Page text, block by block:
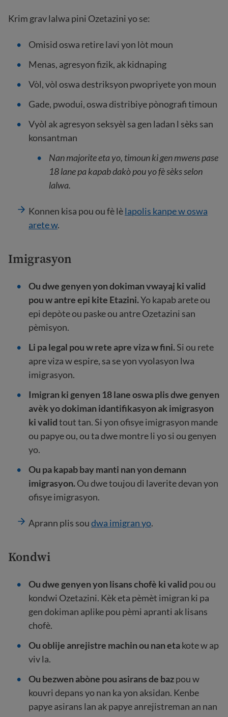
Krim grav lalwa pini Ozetazini yo se:
Omisid oswa retire lavi yon lòt moun
Menas, agresyon fizik, ak kidnaping
Vòl, vòl oswa destriksyon pwopriyete yon moun
Gade, pwodui, oswa distribiye pònografi timoun
Vyòl ak agresyon seksyèl sa gen ladan l sèks san
konsantman
Nan majorite eta yo, timoun ki gen mwens pase
18 lane pa kapab dakò pou yo fè sèks selon
lalwa.
Konnen kisa pou ou fè lèlapolis kanpe w oswa
arete w.
Imigrasyon
Ou dwe genyen yon dokiman vwayaj ki valid
pou w antre epi kite Etazini.Yo kapab arete ou
epi depòte ou paske ou antre Ozetazini san
pèmisyon.
Li pa legal pou w rete apre viza w fini.Si ou rete
apre viza w espire, sa se yon vyolasyon lwa
imigrasyon.
Imigran ki genyen 18 lane oswa plis dwe genyen
avèk yo dokiman idantifikasyon ak imigrasyon
ki validtout tan. Si yon ofisye imigrasyon mande
ou papye ou, ou ta dwe montre li yo si ou genyen
yo.
Ou pa kapab bay manti nan yon demann
imigrasyon.Ou dwe toujou di laverite devan yon
ofisye imigrasyon.
Aprann plis soudwa imigran yo.
Kondwi
Ou dwe genyen yon lisans chofè ki valid pou ou
kondwi Ozetazini. Kèk eta pèmèt imigran ki pa
gen dokiman aplike pou pèmi apranti ak lisans
chofè.
Ou oblije anrejistre machin ou nan etakote w ap
viv la.
Ou bezwen abòne pou asirans de bazpou w
kouvri depans yo nan ka yon aksidan. Kenbe
papye asirans lan ak papye anrejistreman an nan